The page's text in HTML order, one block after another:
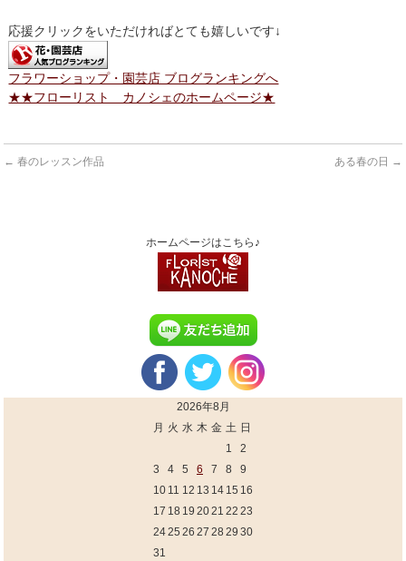
応援クリックをいただければとても嬉しいです↓
フラワーショップ・園芸店 ブログランキングへ
★★フローリスト カノシェのホームページ★
← 春のレッスン作品 ある春の日 →
ホームページはこちら♪
2026年8月
月 火 水 木 金 土 日
1
2
3
4 5 6 7 8
9
10 11 12 13 14 15 16
17 18 19 2021 22 23
2425 26 27 28 29 30
31